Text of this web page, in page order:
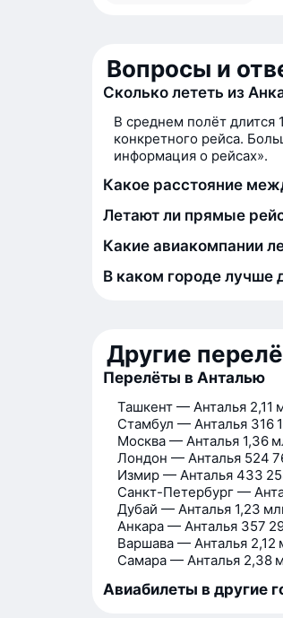
Вопросы и
Сколько лететь из
В среднем полёт длится
конкретного рейса.
информация о рейсах».
Какое расстояние
Летают ли прямые
Какие авиакомпании
В каком городе лучше
Другие
Перелёты в Анталью
Ташкент — Анталья 2,11
Стамбул — Анталья 316
Москва — Анталья 1,36
Лондон — Анталья 524
Измир — Анталья 433
Санкт-Петербург —
Дубай — Анталья 1,23
Анкара — Анталья 357
Варшава — Анталья 2,12
Самара — Анталья 2,38
Авиабилеты в другие